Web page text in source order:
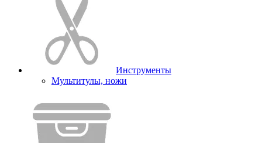
Инструменты
Мультитулы, ножи